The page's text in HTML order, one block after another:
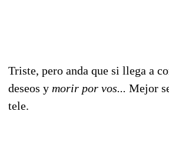
Triste, pero anda que si llega a
deseos y morir por vos... Mejor
tele.